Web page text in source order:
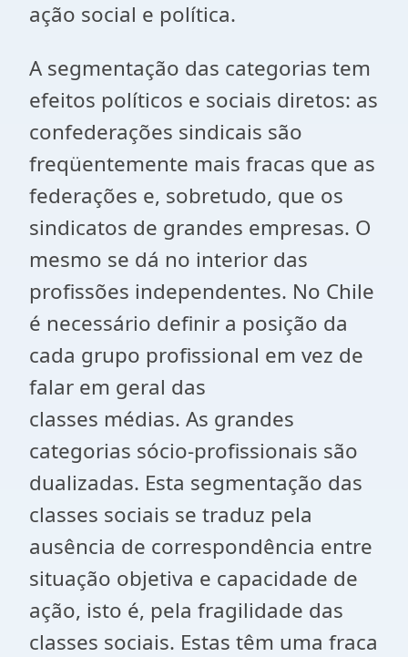
ação social e política.
A segmentação das categorias tem
efeitos políticos e sociais diretos: as
confederações sindicais são
freqüentemente mais fracas que as
federações e, sobretudo, que os
sindicatos de grandes empresas. O
mesmo se dá no interior das
profissões independentes. No Chile
é necessário definir a posição da
cada grupo profissional em vez de
falar em geral das
classes médias. As grandes
categorias sócio-profissionais são
dualizadas. Esta segmentação das
classes sociais se traduz pela
ausência de correspondência entre
situação objetiva e capacidade de
ação, isto é, pela fragilidade das
classes sociais. Estas têm uma fraca